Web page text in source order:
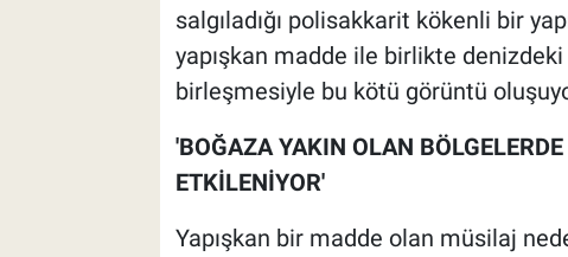
salgıladığı polisakkarit kökenli bir
yapışkan madde ile birlikte
birleşmesiyle bu kötü görüntü
'BOĞAZA YAKIN OLAN
ETKİLENİYOR'
Yapışkan bir madde olan müsilaj